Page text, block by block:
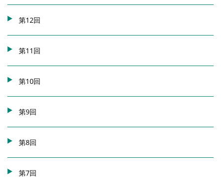
第12回
第11回
第10回
第9回
第8回
第7回